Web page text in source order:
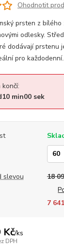
Ohodnotit
prsten z
odlesky.
dodávají prstenu
pro
09min59sek
slevou
18
7
Kč/ks
DPH